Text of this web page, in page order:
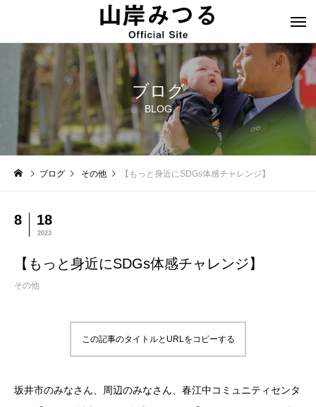
ブログ
BLOG
ブログ その他 【もっと身近にSDGs体感チャレンジ】
8 18
2023
【もっと身近にSDGs体感チャレンジ】
その他
この記事のタイトルとURLをコピーする
坂井市のみなさん、周辺のみなさん、春江中コミュニティセンタ